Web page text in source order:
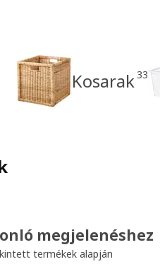
Kosarak 33
megjelenéshez
termékek alapján